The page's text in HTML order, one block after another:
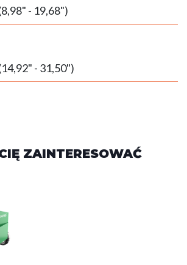
- 19,68")
- 31,50")
ZAINTERESOWAĆ